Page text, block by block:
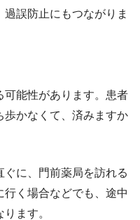
誤防止にもつながりま
可能性があります。患者
歩かなくて、済みますか
ぐに、門前薬局を訪れる
く場合などでも、途中
ます。